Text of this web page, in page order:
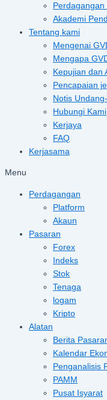
Perdagangan
Akademi
Tentang kami
Mengenai
Mengapa
Kepujian dan
Pencapaian
Notis
Hubungi Kami
Kerjaya
FAQ
Kerjasama
Menu
Perdagangan
Platform
Akaun
Pasaran
Forex
Indeks
Stok
Tenaga
logam
Kripto
Alatan
Berita
Kalendar
Penganalisis
PAMM
Pusat Isyarat